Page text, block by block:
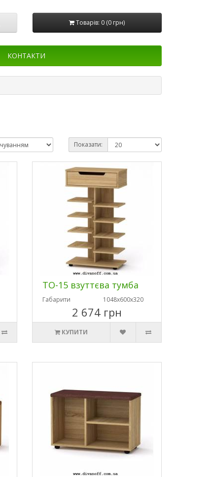
Товарів: 0 (0 грн)
КОНТАКТИ
Показати:
ТО-15 взуттєва тумба
Габарити 1048х600х320
2 674 грн
КУПИТИ